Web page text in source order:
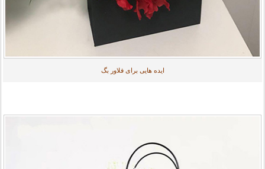
ایده هایی برای فلاور بگ